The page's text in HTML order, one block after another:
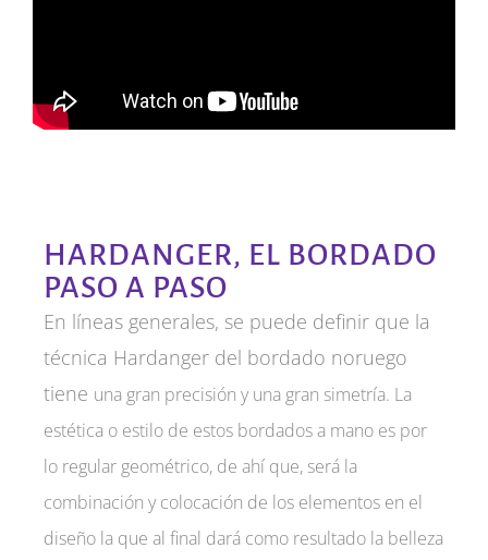
HARDANGER, EL BORDADO
PASO A PASO
En líneas generales, se puede definir que la
técnica Hardanger del bordado noruego
tiene una gran precisión y una gran simetría. La
estética o estilo de estos bordados a mano es por
lo regular geométrico, de ahí que, será la
combinación y colocación de los elementos en el
diseño la que al final dará como resultado la belleza